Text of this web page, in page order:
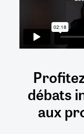
débats
aux